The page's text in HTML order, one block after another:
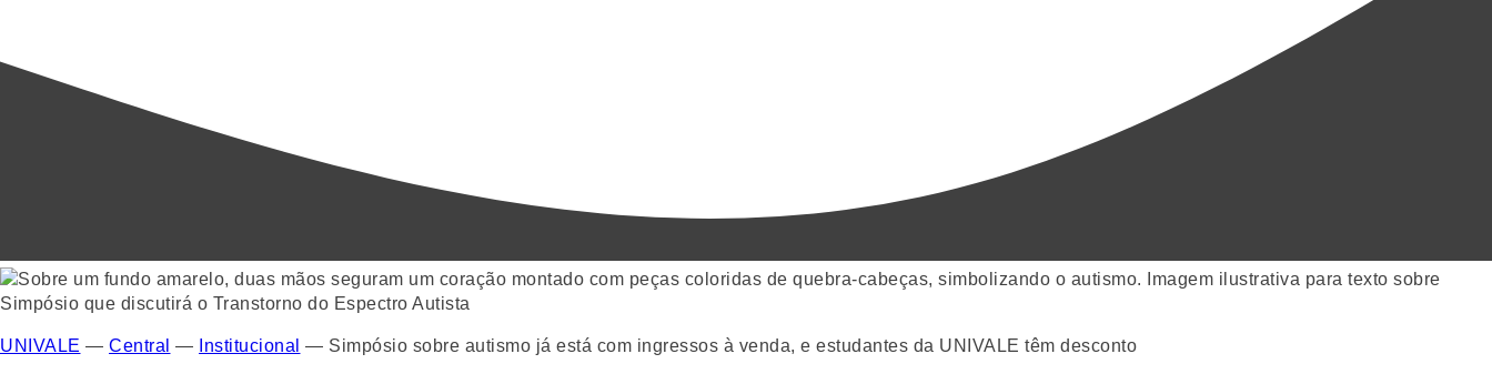
UNIVALE — Central — Institucional — Simpósio sobre autismo já está com ingressos à venda, e estudantes da UNIVALE têm desconto